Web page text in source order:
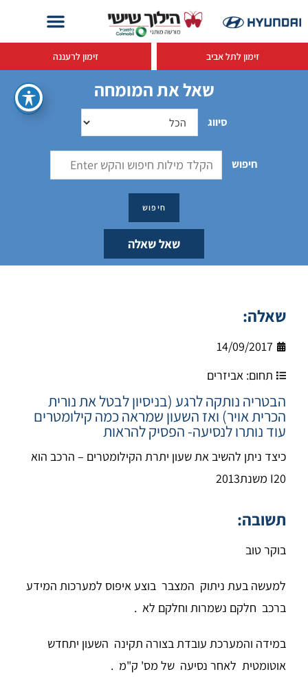
זימון לתל אביב זימון לרעננה
שאל את המומחה
סיווג
חיפוש
שאל שאלה
שאלה:
14/09/2017
תחום: אביזרים
הבטריה נותקה לרגע (בניסיון לבטל את נורית
הכרית אויר) ואז השעון שמראה כמה קילומטרים
עוד נותרו לנסיעה- הפסיק להראות
כיצד ניתן להשיב את שעון יתרת הקילומטרים – הרכב הוא
I20 משנת2013
תשובה:
בוקר טוב
למעשה בעת ניתוק המצבר בוצע איפוס למערכות המידע
ברכב חלקם נשמרות וחלקם לא .
במידה והמערכת עובדת בצורה תקינה השעון יתחדש
אוטומטית לאחר נסיעה של מס' ק"מ .